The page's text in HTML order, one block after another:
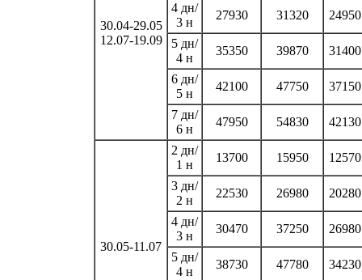
30.04-29.05
12.07-19.09
4 дн/
3 н
27930 31320 24950
5 дн/
4 н
35350 39870 31400
6 дн/
5 н
42100 47750 37150
7 дн/
6 н
47950 54830 42130
30.05-11.07
2 дн/
1 н
13700 15950 12570
3 дн/
2 н
22530 26980 20280
4 дн/
3 н
30470 37250 26980
5 дн/
4 н
38730 47780 34230